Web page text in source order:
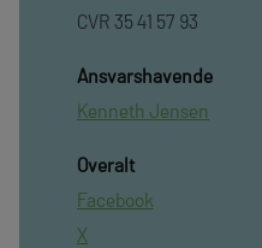
CVR 35 41 57 93
Ansvarshavende
Kenneth Jensen
Overalt
Facebook
X